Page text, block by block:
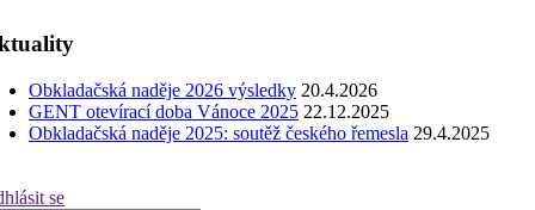
Obkladačská naděje 2026 výsledky 20.4.2026
GENT otevírací doba Vánoce 2025 22.12.2025
Obkladačská naděje 2025: soutěž českého řemesla 29.4.2025
se